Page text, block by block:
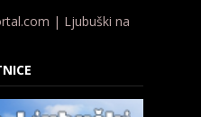
| Ljubuški na